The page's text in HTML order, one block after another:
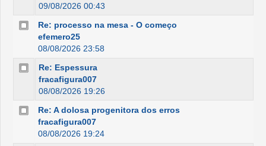
09/08/2026 00:43
Re: processo na mesa - O começo
efemero25
08/08/2026 23:58
Re: Espessura
fracafigura007
08/08/2026 19:26
Re: A dolosa progenitora dos erros
fracafigura007
08/08/2026 19:24